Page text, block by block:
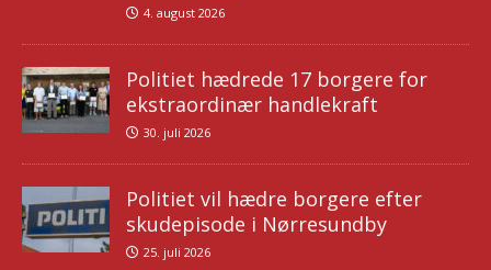
4. august 2026
Politiet hædrede 17 borgere for
ekstraordinær handlekraft
30. juli 2026
Politiet vil hædre borgere efter
skudepisode i Nørresundby
25. juli 2026